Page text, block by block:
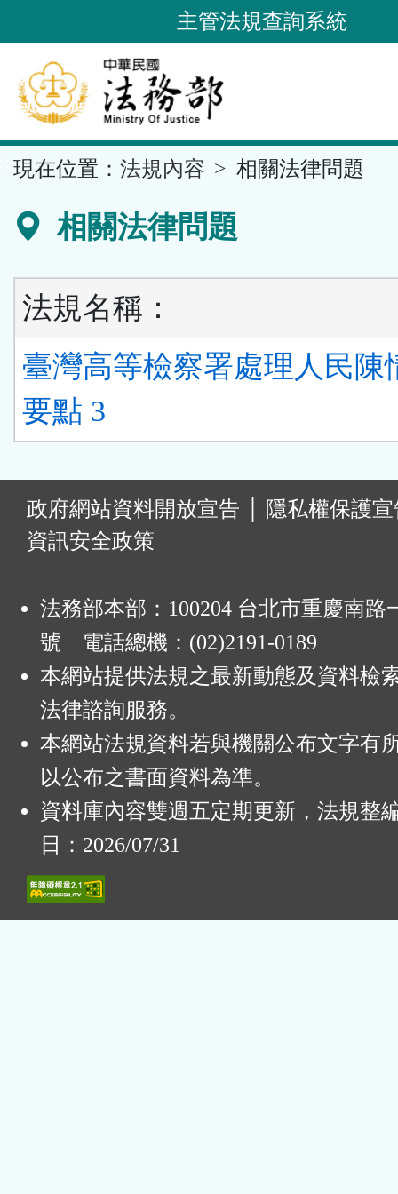
到
要
內
容
區
主管法規查詢系統
現在位置： 法規內容 相關法律問題
相關法律問題
法規名稱：
臺灣高等檢察署處理人民陳
要點 3
政府網站資料開放宣告
隱私權保護
資訊安全政策
法務部本部：100204 台北市重慶南路
號 電話總機：(02)2191-0189
本網站提供法規之最新動態及資料檢
法律諮詢服務。
本網站法規資料若與機關公布文字有
以公布之書面資料為準。
資料庫內容雙週五定期更新，法規整
日：2026/07/31